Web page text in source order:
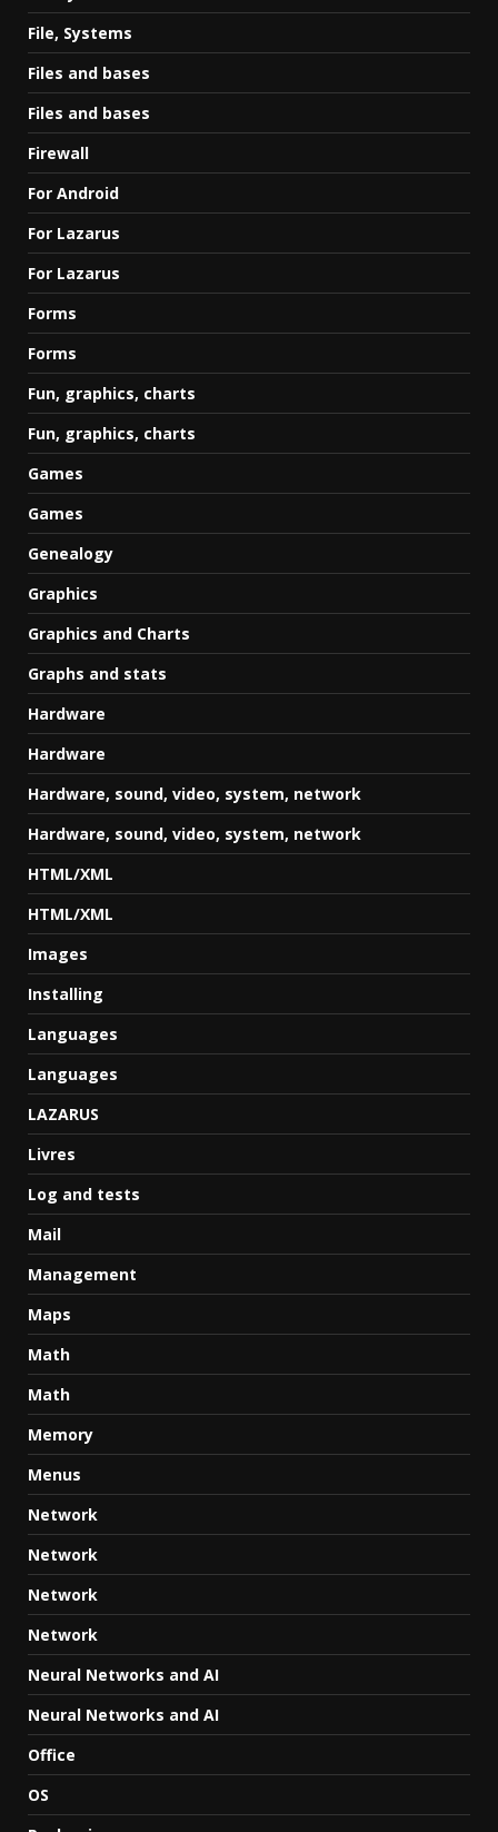
File, Systems
Files and bases
Files and bases
Firewall
For Android
For Lazarus
For Lazarus
Forms
Forms
Fun, graphics, charts
Fun, graphics, charts
Games
Games
Genealogy
Graphics
Graphics and Charts
Graphs and stats
Hardware
Hardware
Hardware, sound, video, system, network
Hardware, sound, video, system, network
HTML/XML
HTML/XML
Images
Installing
Languages
Languages
LAZARUS
Livres
Log and tests
Mail
Management
Maps
Math
Math
Memory
Menus
Network
Network
Network
Network
Neural Networks and AI
Neural Networks and AI
Office
OS